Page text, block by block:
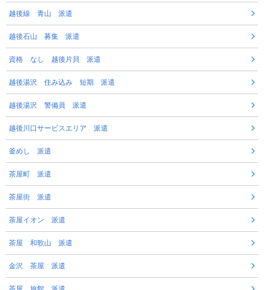
越後線 青山 派遣
越後石山 募集 派遣
資格 なし 越後片貝 派遣
越後湯沢 住み込み 短期 派遣
越後湯沢 警備員 派遣
越後川口サービスエリア 派遣
釜めし 派遣
茶屋町 派遣
茶屋街 派遣
茶屋イオン 派遣
茶屋 和歌山 派遣
金沢 茶屋 派遣